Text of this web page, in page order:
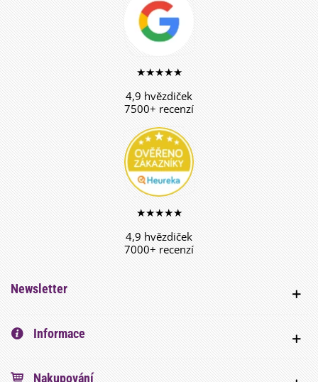
★★★★★
4,9 hvězdiček
7500+ recenzí
★★★★★
4,9 hvězdiček
7000+ recenzí
Newsletter
Informace
Nakupování